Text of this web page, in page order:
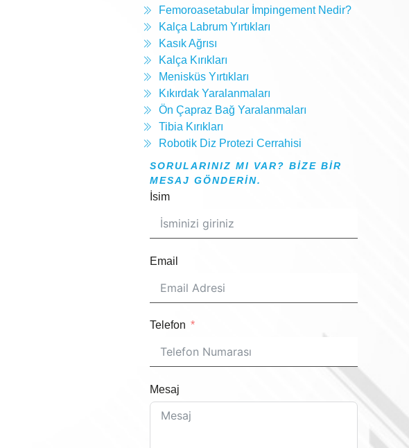
Femoroasetabular İmpingement Nedir?
Kalça Labrum Yırtıkları
Kasık Ağrısı
Kalça Kırıkları
Menisküs Yırtıkları
Kıkırdak Yaralanmaları
Ön Çapraz Bağ Yaralanmaları
Tibia Kırıkları
Robotik Diz Protezi Cerrahisi
SORULARINIZ MI VAR? BIZE BIR
MESAJ GÖNDERIN.
İsim
Email
Telefon
Mesaj